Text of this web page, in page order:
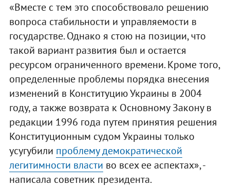
«Вместе с тем это способствовало решению
вопроса стабильности и управляемости в
государстве. Однако я стою на позиции, что
такой вариант развития был и остается
ресурсом ограниченного времени. Кроме того,
определенные проблемы порядка внесения
изменений в Конституцию Украины в 2004
году, а также возврата к Основному Закону в
редакции 1996 года путем принятия решения
Конституционным судом Украины только
усугубили проблему демократической
легитимности власти во всех ее аспектах», -
написала советник президента.